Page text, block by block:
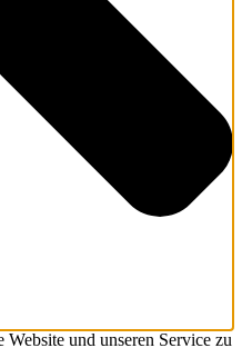
und unseren Service zu